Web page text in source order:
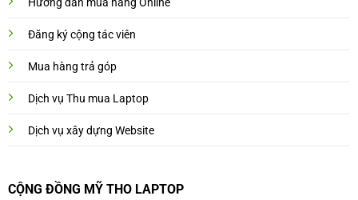
Hướng dẫn mua hàng Online
Đăng ký cộng tác viên
Mua hàng trả góp
Dịch vụ Thu mua Laptop
Dịch vụ xây dựng Website
CỘNG ĐỒNG MỸ THO LAPTOP